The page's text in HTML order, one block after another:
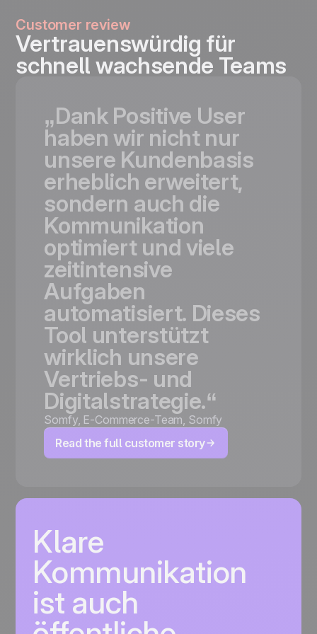
Customer review
Vertrauenswürdig für
schnell wachsende Teams
„Dank Positive User
haben wir nicht nur
unsere Kundenbasis
erheblich erweitert,
sondern auch die
Kommunikation
optimiert und viele
zeitintensive
Aufgaben
automatisiert. Dieses
Tool unterstützt
wirklich unsere
Vertriebs- und
Digitalstrategie.“
Somfy, E-Commerce-Team, Somfy
Read the full customer story
Klare
Kommunikation
ist auch